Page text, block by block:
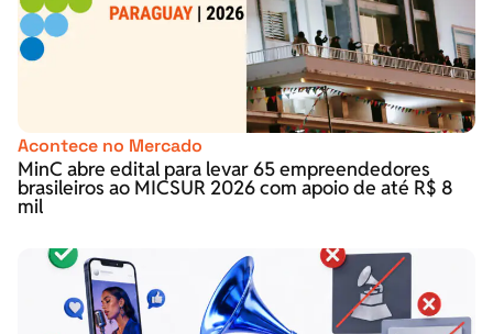
Acontece no Mercado
MinC abre edital para levar 65 empreendedores
brasileiros ao MICSUR 2026 com apoio de até R$ 8
mil